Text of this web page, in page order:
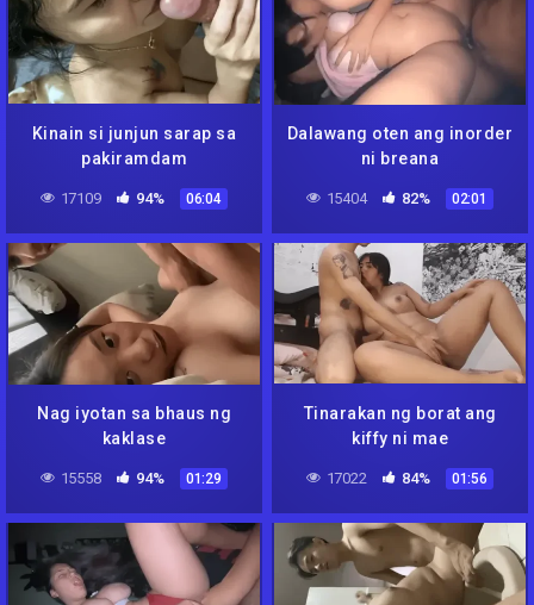
Kinain si junjun sarap sa
pakiramdam
17109 94% 06:04
Dalawang oten ang inorder
ni breana
15404 82% 02:01
Nag iyotan sa bhaus ng
kaklase
15558 94% 01:29
Tinarakan ng borat ang
kiffy ni mae
17022 84% 01:56